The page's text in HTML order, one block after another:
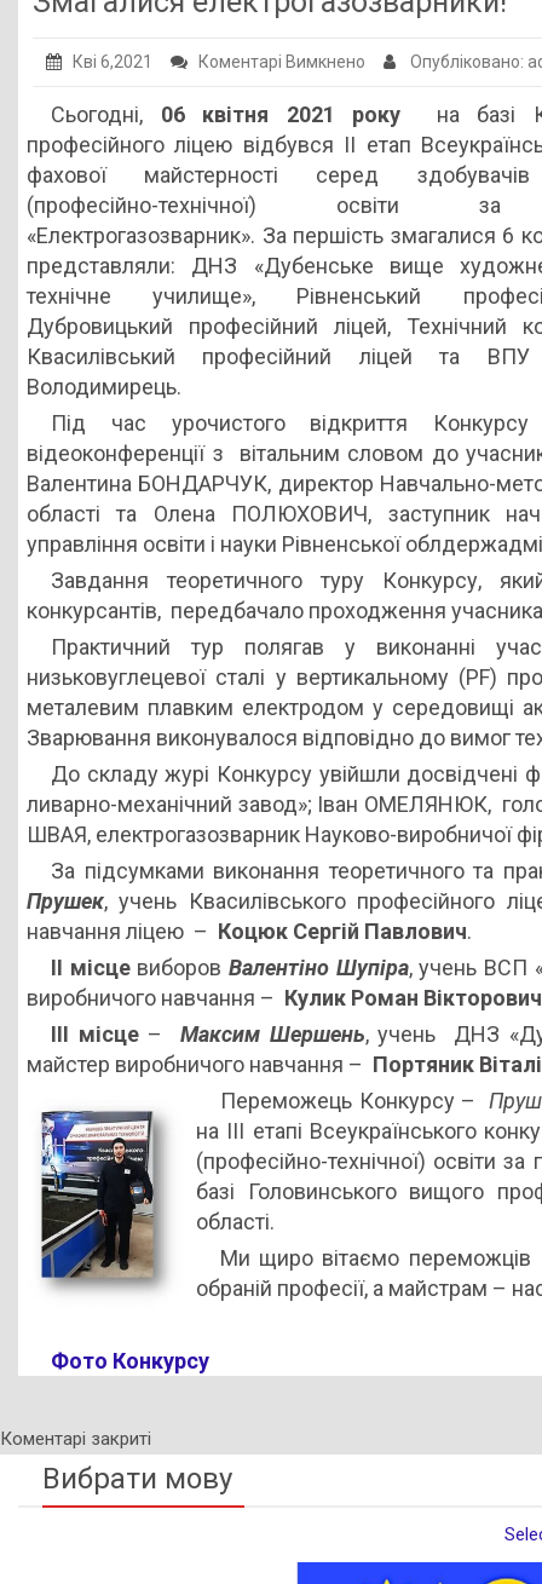
Заклади ПТО
Оголошення
Галерея
НМЦ ПТО України
Кві 6,2021 Коментарі Вимкнено до
електрогазозварники!
Опубліковано:
Сьогодні, 06 квітня 2021 року на базі
професійного ліцею відбувся ІІ етап
фахової майстерності серед здобувачів
(професійно-технічної) освіти за
«Електрогазозварник». За першість змагалися 6
представляли: ДНЗ «Дубенське вище
технічне училище», Рівненський
Дубровицький професійний ліцей, Технічний
Квасилівський професійний ліцей та
Володимирець.
Під час урочистого відкриття
відеоконференції з вітальним словом до
Валентина БОНДАРЧУК, директор Навчально-
області та Олена ПОЛЮХОВИЧ, заступник
управління освіти і науки Рівненської
Завдання теоретичного туру Конкурсу,
конкурсантів, передбачало проходження
Практичний тур полягав у виконанні
низьковуглецевої сталі у вертикальному (PF)
металевим плавким електродом у середовищі
Зварювання виконувалося відповідно до вимог
До складу журі Конкурсу увійшли досвідчені
ливарно-механічний завод»; Іван ОМЕЛЯНЮК,
ШВАЯ, електрогазозварник Науково-виробничої
За підсумками виконання теоретичного та
Прушек, учень Квасилівського професійного
навчання ліцею – Коцюк Сергій Павлович.
ІІ місцевиборов Валентіно Шупіра, учень ВСП
виробничого навчання – Кулик Роман Вікторович
ІІІ місце–Максим Шершень, учень ДНЗ
майстер виробничого навчання – Портяник
Переможець Конкурсу –
на ІІІ етапі Всеукраїнського
(професійно-технічної) освіти
базі Головинського вищого
області.
Ми щиро вітаємо переможців
обраній професії, а майстрам –
Фото Конкурсу
Коментарі закриті
Вибрати мову